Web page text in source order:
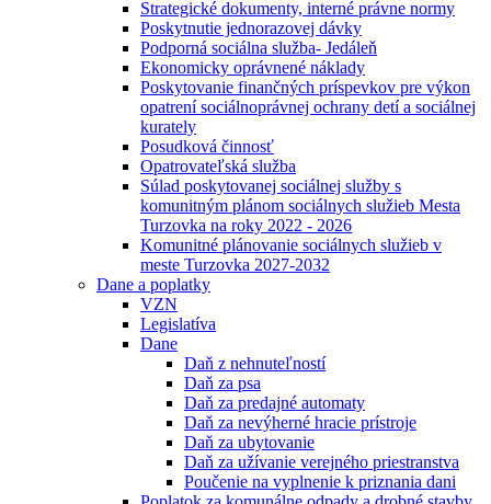
Strategické dokumenty, interné právne normy
Poskytnutie jednorazovej dávky
Podporná sociálna služba- Jedáleň
Ekonomicky oprávnené náklady
Poskytovanie finančných príspevkov pre výkon
opatrení sociálnoprávnej ochrany detí a sociálnej
kurately
Posudková činnosť
Opatrovateľská služba
Súlad poskytovanej sociálnej služby s
komunitným plánom sociálnych služieb Mesta
Turzovka na roky 2022 - 2026
Komunitné plánovanie sociálnych služieb v
meste Turzovka 2027-2032
Dane a poplatky
VZN
Legislatíva
Dane
Daň z nehnuteľností
Daň za psa
Daň za predajné automaty
Daň za nevýherné hracie prístroje
Daň za ubytovanie
Daň za užívanie verejného priestranstva
Poučenie na vyplnenie k priznania dani